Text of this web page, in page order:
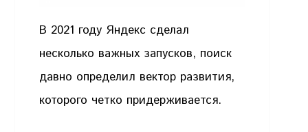
В 2021 году Яндекс сделал
несколько важных запусков, поиск
давно определил вектор развития,
которого четко придерживается.